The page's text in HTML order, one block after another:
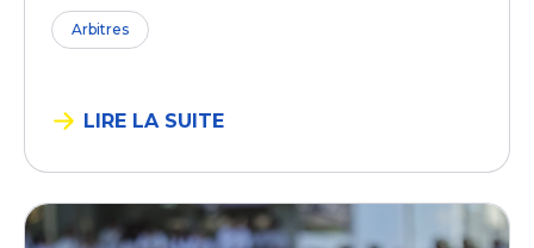
Arbitres
LIRE LA SUITE